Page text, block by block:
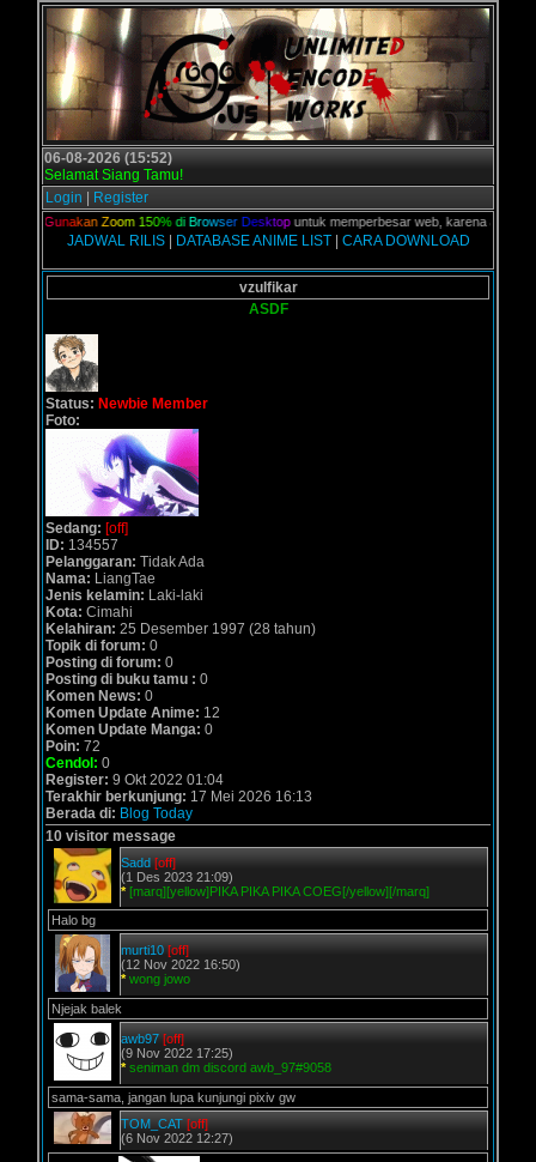
06-08-2026 (15:52)
Selamat Siang Tamu!
Login
Register
nakan Zo om 15 0% di Browser De sktopuntuk memperbesar web, karena aslinya
JADWAL RILIS| DATABASE ANIME LIST| CARA DOWNLOAD
vzulfikar
ASDF
Status: Newbie Member
Foto:
Sedang: [off]
ID: 134557
Pelanggaran: Tidak Ada
Nama: LiangTae
Jenis kelamin: Laki-laki
Kota: Cimahi
Kelahiran: 25 Desember 1997 (28 tahun)
Topik di forum: 0
Posting di forum: 0
Posting di buku tamu : 0
Komen News: 0
Komen Update Anime: 12
Komen Update Manga: 0
Poin: 72
Cendol: 0
Register: 9 Okt 2022 01:04
Terakhir berkunjung: 17 Mei 2026 16:13
Berada di: Blog Today
10 visitor message
Sadd [off]
(1 Des 2023 21:09)
* [marq][yellow]PIKA PIKA PIKA COEG[/yellow][/marq]
Halo bg
murti10 [off]
(12 Nov 2022 16:50)
* wong jowo
Njejak balek
awb97 [off]
(9 Nov 2022 17:25)
* seniman dm discord awb_97#9058
sama-sama, jangan lupa kunjungi pixiv gw
TOM_CAT [off]
(6 Nov 2022 12:27)